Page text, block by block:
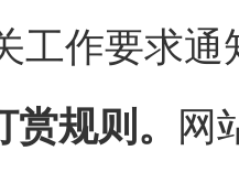
工作要求通
规则。
网